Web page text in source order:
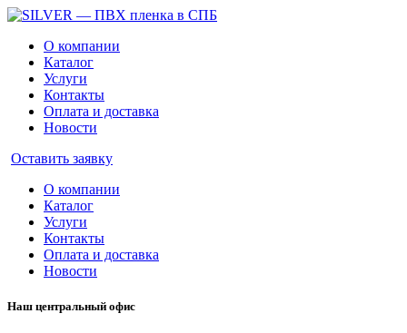
О компании
Каталог
Услуги
Контакты
Оплата и доставка
Новости
Оставить заявку
О компании
Каталог
Услуги
Контакты
Оплата и доставка
Новости
Наш центральный офис